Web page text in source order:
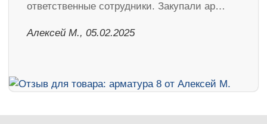
ответственные сотрудники. Закупали ар…
Алексей М., 05.02.2025